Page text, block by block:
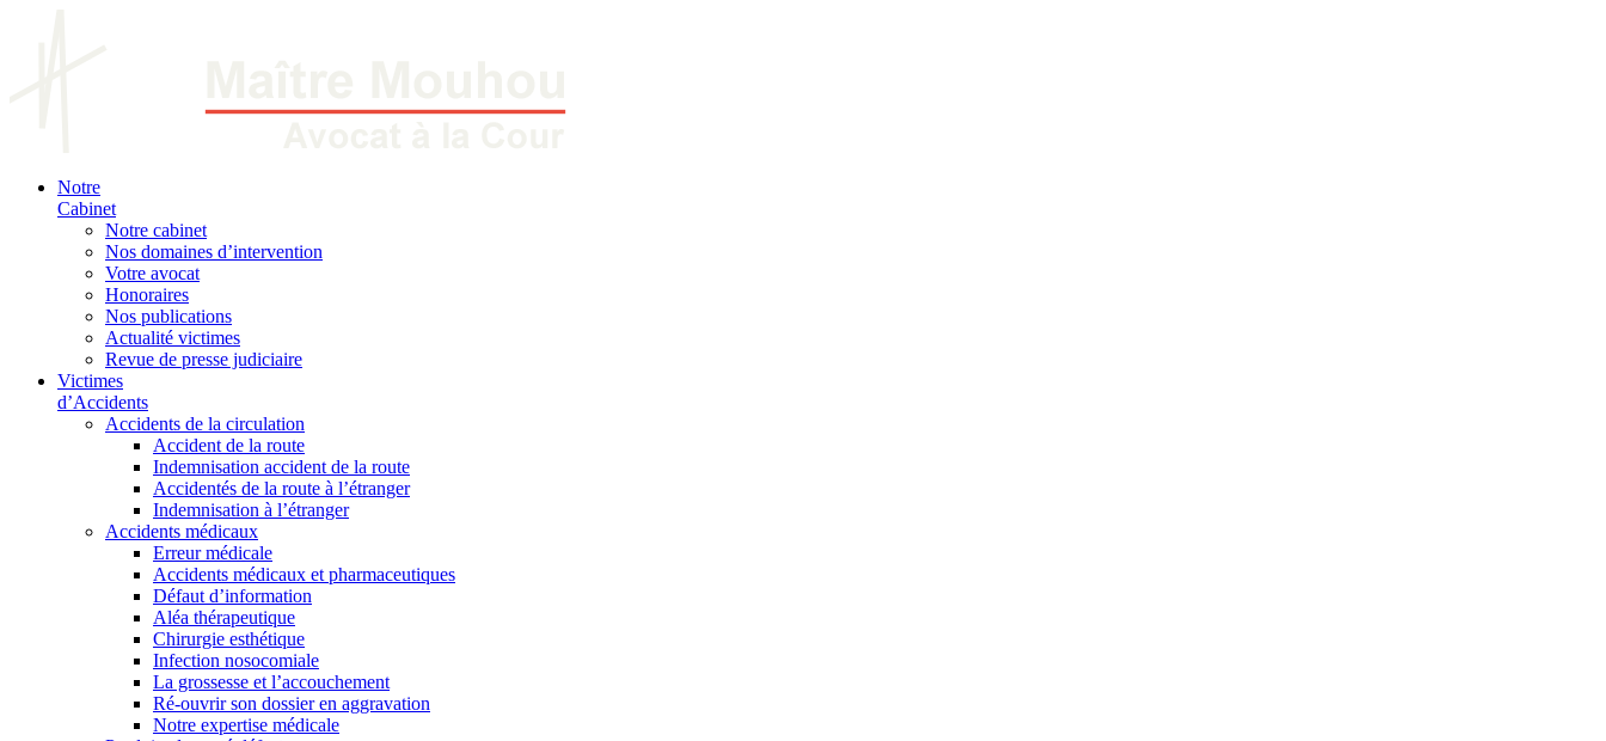
Notre
Cabinet
Notre cabinet
Nos domaines d’intervention
Votre avocat
Honoraires
Nos publications
Actualité victimes
Revue de presse judiciaire
Victimes
d’Accidents
Accidents de la circulation
Accident de la route
Indemnisation accident de la route
Accidentés de la route à l’étranger
Indemnisation à l’étranger
Accidents médicaux
Erreur médicale
Accidents médicaux et pharmaceutiques
Défaut d’information
Aléa thérapeutique
Chirurgie esthétique
Infection nosocomiale
La grossesse et l’accouchement
Ré-ouvrir son dossier en aggravation
Notre expertise médicale